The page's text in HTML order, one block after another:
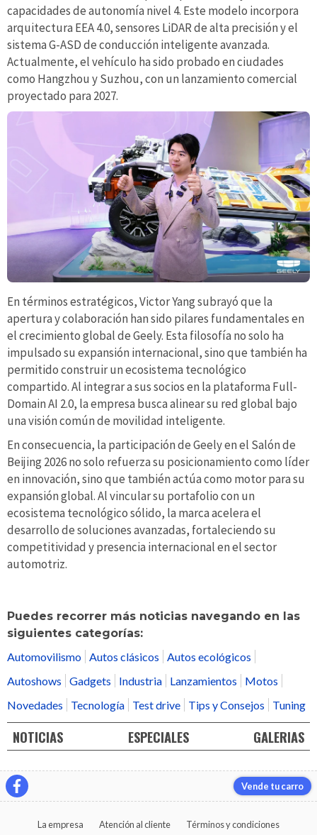
capacidades de autonomía nivel 4. Este modelo incorpora
arquitectura EEA 4.0, sensores LiDAR de alta precisión y el
sistema G-ASD de conducción inteligente avanzada.
Actualmente, el vehículo ha sido probado en ciudades
como Hangzhou y Suzhou, con un lanzamiento comercial
proyectado para 2027.
En términos estratégicos, Victor Yang subrayó que la
apertura y colaboración han sido pilares fundamentales en
el crecimiento global de Geely. Esta filosofía no solo ha
impulsado su expansión internacional, sino que también ha
permitido construir un ecosistema tecnológico
compartido. Al integrar a sus socios en la plataforma Full-
Domain AI 2.0, la empresa busca alinear su red global bajo
una visión común de movilidad inteligente.
En consecuencia, la participación de Geely en el Salón de
Beijing 2026 no solo refuerza su posicionamiento como líder
en innovación, sino que también actúa como motor para su
expansión global. Al vincular su portafolio con un
ecosistema tecnológico sólido, la marca acelera el
desarrollo de soluciones avanzadas, fortaleciendo su
competitividad y presencia internacional en el sector
automotriz.
Puedes recorrer más noticias navegando en las
siguientes categorías:
Automovilismo Autos clásicos
Autos ecológicos
Autoshows
Gadgets Industria Lanzamientos
Motos
Novedades
Tecnología Test drive Tips y Consejos Tuning
NOTICIAS ESPECIALES GALERIAS
Vende tu carro
La empresa Atención al cliente Términos y condiciones